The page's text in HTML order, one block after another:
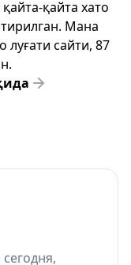
қайта хато
Мана
луғати сайти, 87